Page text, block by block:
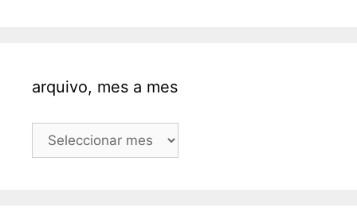
arquivo, mes a mes
arquivo,
mes